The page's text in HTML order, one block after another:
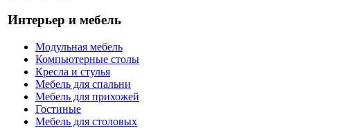
Интерьер и мебель
Модульная мебель
Компьютерные столы
Кресла и стулья
Мебель для спальни
Мебель для прихожей
Гостиные
Мебель для столовых